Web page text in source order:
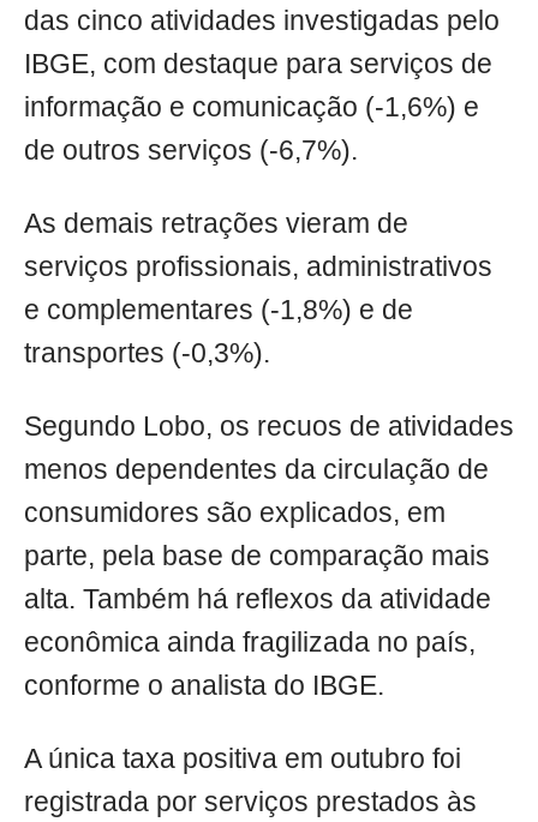
das cinco atividades investigadas pelo
IBGE, com destaque para serviços de
informação e comunicação (-1,6%) e
de outros serviços (-6,7%).
As demais retrações vieram de
serviços profissionais, administrativos
e complementares (-1,8%) e de
transportes (-0,3%).
Segundo Lobo, os recuos de atividades
menos dependentes da circulação de
consumidores são explicados, em
parte, pela base de comparação mais
alta. Também há reflexos da atividade
econômica ainda fragilizada no país,
conforme o analista do IBGE.
A única taxa positiva em outubro foi
registrada por serviços prestados às